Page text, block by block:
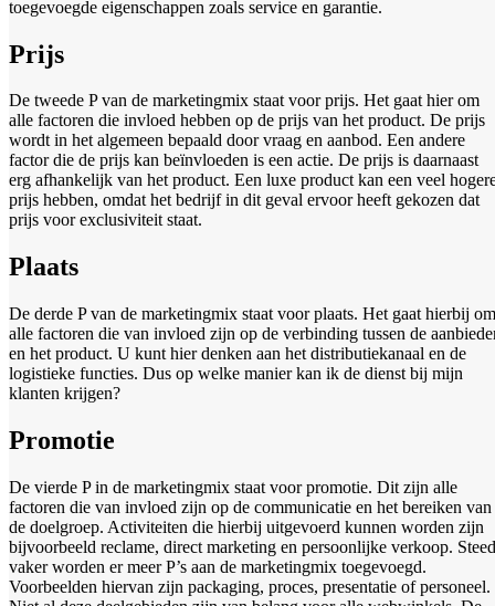
toegevoegde eigenschappen zoals service en garantie.
Prijs
De tweede P van de marketingmix staat voor prijs. Het gaat hier om
alle factoren die invloed hebben op de prijs van het product. De prijs
wordt in het algemeen bepaald door vraag en aanbod. Een andere
factor die de prijs kan beïnvloeden is een actie. De prijs is daarnaast
erg afhankelijk van het product. Een luxe product kan een veel
prijs hebben, omdat het bedrijf in dit geval ervoor heeft gekozen dat
prijs voor exclusiviteit staat.
Plaats
De derde P van de marketingmix staat voor plaats. Het gaat hierbij om
alle factoren die van invloed zijn op de verbinding tussen de
en het product. U kunt hier denken aan het distributiekanaal en de
logistieke functies. Dus op welke manier kan ik de dienst bij mijn
klanten krijgen?
Promotie
De vierde P in de marketingmix staat voor promotie. Dit zijn alle
factoren die van invloed zijn op de communicatie en het bereiken van
de doelgroep. Activiteiten die hierbij uitgevoerd kunnen worden zijn
bijvoorbeeld reclame, direct marketing en persoonlijke verkoop.
vaker worden er meer P’s aan de marketingmix toegevoegd.
Voorbeelden hiervan zijn packaging, proces, presentatie of personeel.